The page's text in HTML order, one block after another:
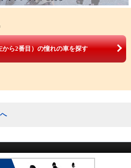
から2番目）の憧れの車を探す